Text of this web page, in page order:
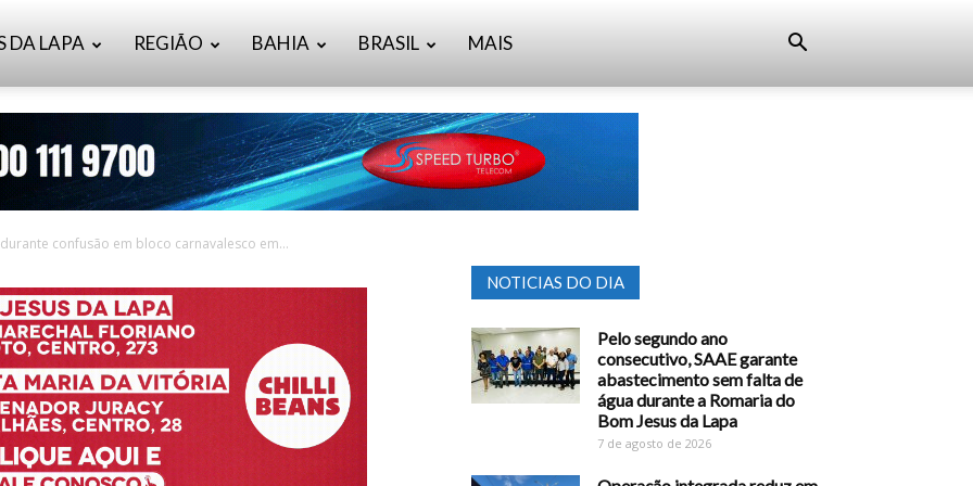
DA LAPA REGIÃO BAHIA BRASIL MAIS
confusão em bloco carnavalesco em...
NOTICIAS DO DIA
Pelo segundo ano
consecutivo, SAAE garante
abastecimento sem falta de
água durante a Romaria do
Bom Jesus da Lapa
7 de agosto de 2026